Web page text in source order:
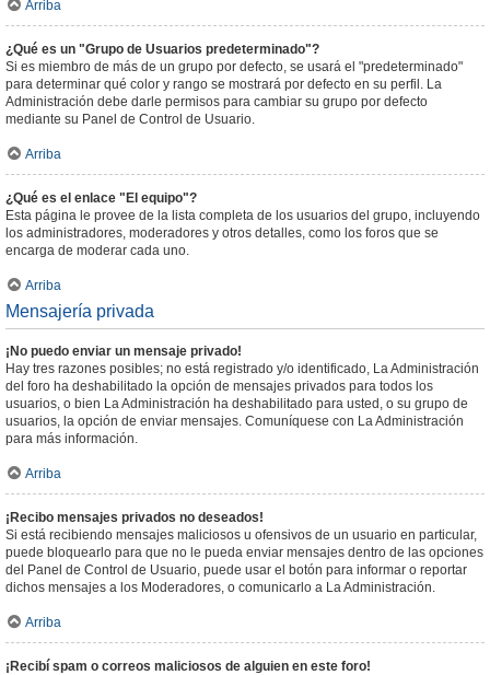
Arriba
¿Qué es un "Grupo de Usuarios predeterminado"?
Si es miembro de más de un grupo por defecto, se usará el "predeterminado"
para determinar qué color y rango se mostrará por defecto en su perfil. La
Administración debe darle permisos para cambiar su grupo por defecto
mediante su Panel de Control de Usuario.
Arriba
¿Qué es el enlace "El equipo"?
Esta página le provee de la lista completa de los usuarios del grupo, incluyendo
los administradores, moderadores y otros detalles, como los foros que se
encarga de moderar cada uno.
Arriba
Mensajería privada
¡No puedo enviar un mensaje privado!
Hay tres razones posibles; no está registrado y/o identificado, La Administración
del foro ha deshabilitado la opción de mensajes privados para todos los
usuarios, o bien La Administración ha deshabilitado para usted, o su grupo de
usuarios, la opción de enviar mensajes. Comuníquese con La Administración
para más información.
Arriba
¡Recibo mensajes privados no deseados!
Si está recibiendo mensajes maliciosos u ofensivos de un usuario en particular,
puede bloquearlo para que no le pueda enviar mensajes dentro de las opciones
del Panel de Control de Usuario, puede usar el botón para informar o reportar
dichos mensajes a los Moderadores, o comunicarlo a La Administración.
Arriba
¡Recibí spam o correos maliciosos de alguien en este foro!